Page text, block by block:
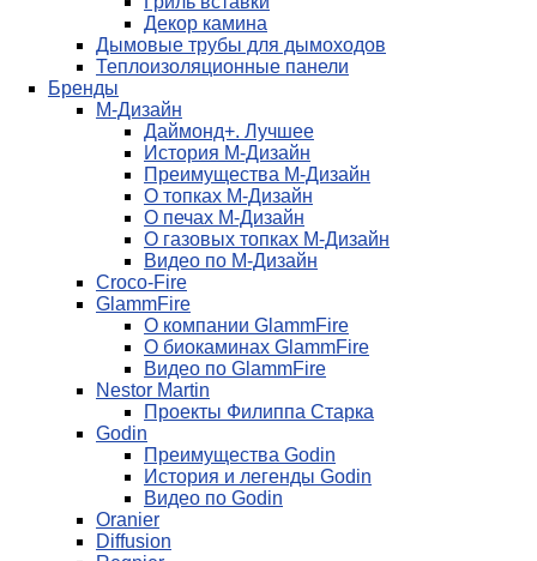
Декор камина
Дымовые трубы для дымоходов
Теплоизоляционные панели
Бренды
М-Дизайн
Даймонд+. Лучшее
История М-Дизайн
Преимущества М-Дизайн
О топках М-Дизайн
О печах М-Дизайн
О газовых топках М-Дизайн
Видео по М-Дизайн
Croco-Fire
GlammFire
О компании GlammFire
О биокаминах GlammFire
Видео по GlammFire
Nestor Martin
Проекты Филиппа Старка
Godin
Преимущества Godin
История и легенды Godin
Видео по Godin
Oranier
Diffusion